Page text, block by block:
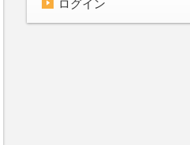
ログイン